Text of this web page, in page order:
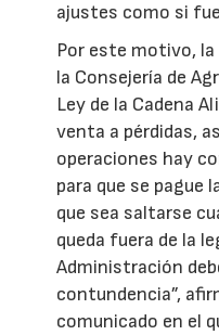
ajustes como si
Por este motivo,
la Consejería de
Ley de la Cadena
venta a pérdidas,
operaciones hay
para que se pague
que sea saltarse
queda fuera de la
Administración
contundencia”,
comunicado en el